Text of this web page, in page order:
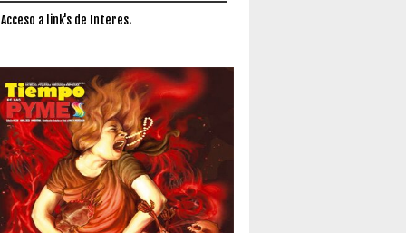
a link's de Interes.